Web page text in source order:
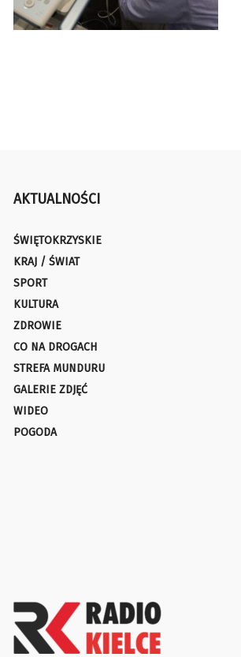
AKTUALNOŚCI
ŚWIĘTOKRZYSKIE
KRAJ / ŚWIAT
SPORT
KULTURA
ZDROWIE
CO NA DROGACH
STREFA MUNDURU
GALERIE ZDJĘĆ
WIDEO
POGODA